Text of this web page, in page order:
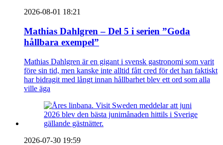
2026-08-01 18:21
Mathias Dahlgren – Del 5 i serien ”Goda
hållbara exempel”
Mathias Dahlgren är en gigant i svensk gastronomi som varit
före sin tid, men kanske inte alltid fått cred för det han faktiskt
har bidragit med långt innan hållbarhet blev ett ord som alla
ville äga
2026-07-30 19:59